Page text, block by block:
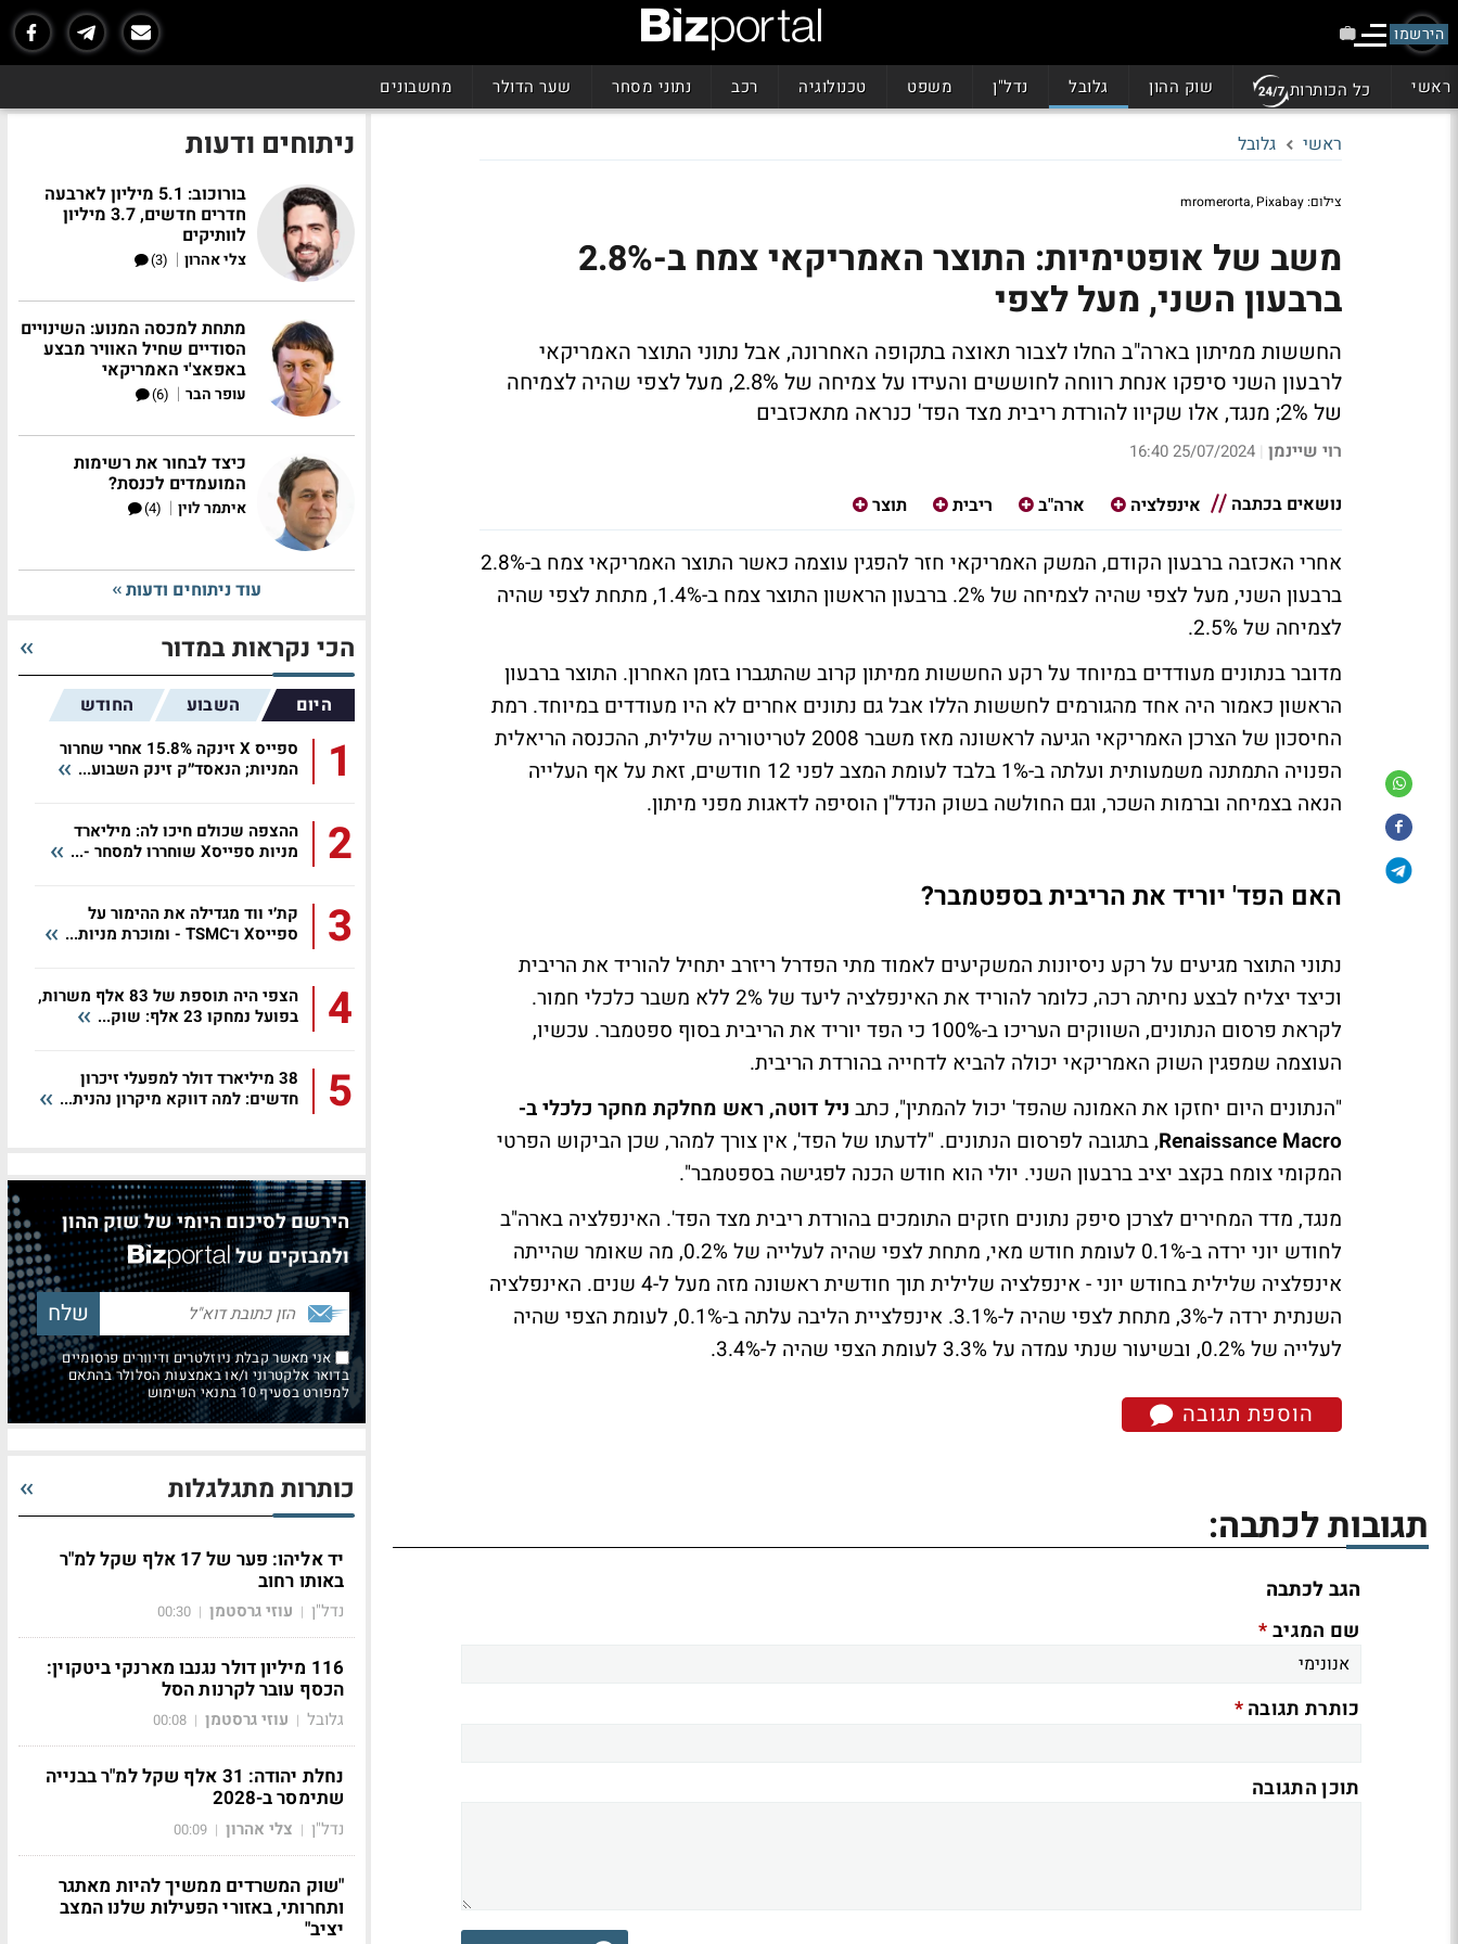
הירשמו
ראשי כל הכותרות שוק ההון גלובל נדל"ן משפט טכנולוגיה רכב נתוני מסחר שער הדולר מחשבונים
ראשי גלובל
צילום: mromerorta, Pixabay
משב של אופטימיות: התוצר האמריקאי צמח ב-2.8%
ברבעון השני, מעל לצפי
החששות ממיתון בארה"ב החלו לצבור תאוצה בתקופה האחרונה, אבל נתוני התוצר האמריקאי
לרבעון השני סיפקו אנחת רווחה לחוששים והעידו על צמיחה של 2.8%, מעל לצפי שהיה לצמיחה
של 2%; מנגד, אלו שקיוו להורדת ריבית מצד הפד' כנראה מתאכזבים
רוי שיינמן |
25/07/2024 16:40
נושאים בכתבה אינפלציה ארה"ב ריבית תוצר
אחרי האכזבה ברבעון הקודם, המשק האמריקאי חזר להפגין עוצמה כאשר התוצר האמריקאי צמח ב-2.8%
ברבעון השני, מעל לצפי שהיה לצמיחה של 2%. ברבעון הראשון התוצר צמח ב-1.4%, מתחת לצפי שהיה
לצמיחה של 2.5%.
מדובר בנתונים מעודדים במיוחד על רקע החששות ממיתון קרוב שהתגברו בזמן האחרון. התוצר ברבעון
הראשון כאמור היה אחד מהגורמים לחששות הללו אבל גם נתונים אחרים לא היו מעודדים במיוחד. רמת
החיסכון של הצרכן האמריקאי הגיעה לראשונה מאז משבר 2008 לטריטוריה שלילית, ההכנסה הריאלית
הפנויה התמתנה משמעותית ועלתה ב-1% בלבד לעומת המצב לפני 12 חודשים, זאת על אף העלייה
הנאה בצמיחה וברמות השכר, וגם החולשה בשוק הנדל"ן הוסיפה לדאגות מפני מיתון.
האם הפד' יוריד את הריבית בספטמבר?
נתוני התוצר מגיעים על רקע ניסיונות המשקיעים לאמוד מתי הפדרל ריזרב יתחיל להוריד את הריבית
וכיצד יצליח לבצע נחיתה רכה, כלומר להוריד את האינפלציה ליעד של 2% ללא משבר כלכלי חמור.
לקראת פרסום הנתונים, השווקים העריכו ב-100% כי הפד יוריד את הריבית בסוף ספטמבר. עכשיו,
העוצמה שמפגין השוק האמריקאי יכולה להביא לדחייה בהורדת הריבית.
"הנתונים היום יחזקו את האמונה שהפד' יכול להמתין", כתב ניל דוטה, ראש מחלקת מחקר כלכלי ב-
Renaissance Macro, בתגובה לפרסום הנתונים. "לדעתו של הפד', אין צורך למהר, שכן הביקוש הפרטי
המקומי צומח בקצב יציב ברבעון השני. יולי הוא חודש הכנה לפגישה בספטמבר".
מנגד, מדד המחירים לצרכן סיפק נתונים חזקים התומכים בהורדת ריבית מצד הפד'. האינפלציה בארה"ב
לחודש יוני ירדה ב-0.1% לעומת חודש מאי, מתחת לצפי שהיה לעלייה של 0.2%, מה שאומר שהייתה
אינפלציה שלילית בחודש יוני - אינפלציה שלילית תוך חודשית ראשונה מזה מעל ל-4 שנים. האינפלציה
השנתית ירדה ל-3%, מתחת לצפי שהיה ל-3.1%. אינפלציית הליבה עלתה ב-0.1%, לעומת הצפי שהיה
לעלייה של 0.2%, ובשיעור שנתי עמדה על 3.3% לעומת הצפי שהיה ל-3.4%.
הוספת תגובה
תגובות לכתבה:
הגב לכתבה
שם המגיב*
כותרת תגובה*
תוכן התגובה
ניתוחים ודעות
בורוכוב: 5.1 מיליון לארבעה
חדרים חדשים, 3.7 מיליון
לוותיקים
צלי אהרון |
(3)
מתחת למכסה המנוע: השינויים
הסודיים שחיל האוויר מבצע
באפאצ'י האמריקאי
עופר הבר |
(6)
כיצד לבחור את רשימות
המועמדים לכנסת?
איתמר לוין |
(4)
עוד ניתוחים ודעות
הכי נקראות במדור
היום השבוע החודש
1
ספייס X זינקה 15.8% אחרי שחרור
המניות; הנאסד״ק זינק השבוע...
2
ההצפה שכולם חיכו לה: מיליארד
מניות ספייסX שוחררו למסחר -...
3
קת׳י ווד מגדילה את ההימור על
ספייסX ו־TSMC - ומוכרת מניות...
4
הצפי היה תוספת של 83 אלף משרות,
בפועל נמחקו 23 אלף: שוק...
5
38 מיליארד דולר למפעלי זיכרון
חדשים: למה דווקא מיקרון נהנית...
הירשם לסיכום היומי של שוק ההון
ולמבזקים של
אני מאשר קבלת ניוזלטרים ודיוורים פרסומיים
בדואר אלקטרוני ו/או באמצעות הסלולר בהתאם
למפורט בסעיף 10 בתנאי השימוש
כותרות מתגלגלות
יד אליהו: פער של 17 אלף שקל למ"ר
באותו רחוב
נדל"ן | עוזי גרסטמן |
00:30
116 מיליון דולר נגנבו מארנקי ביטקוין:
הכסף עובר לקרנות הסל
גלובל | עוזי גרסטמן |
00:08
נחלת יהודה: 31 אלף שקל למ"ר בבנייה
שתימסר ב-2028
נדל"ן | צלי אהרון |
00:09
"שוק המשרדים ממשיך להיות מאתגר
ותחרותי, באזורי הפעילות שלנו המצב
יציב"